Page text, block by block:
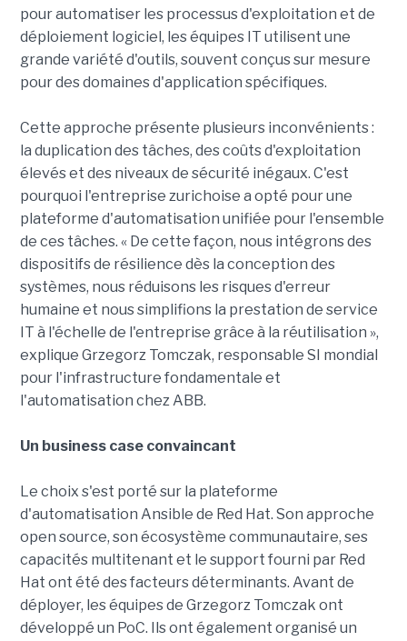
pour automatiser les processus d'exploitation et de
déploiement logiciel, les équipes IT utilisent une
grande variété d'outils, souvent conçus sur mesure
pour des domaines d'application spécifiques.
Cette approche présente plusieurs inconvénients :
la duplication des tâches, des coûts d'exploitation
élevés et des niveaux de sécurité inégaux. C'est
pourquoi l'entreprise zurichoise a opté pour une
plateforme d'automatisation unifiée pour l'ensemble
de ces tâches. « De cette façon, nous intégrons des
dispositifs de résilience dès la conception des
systèmes, nous réduisons les risques d'erreur
humaine et nous simplifions la prestation de service
IT à l'échelle de l'entreprise grâce à la réutilisation »,
explique Grzegorz Tomczak, responsable SI mondial
pour l'infrastructure fondamentale et
l'automatisation chez ABB.
Un business case convaincant
Le choix s'est porté sur la plateforme
d'automatisation Ansible de Red Hat. Son approche
open source, son écosystème communautaire, ses
capacités multitenant et le support fourni par Red
Hat ont été des facteurs déterminants. Avant de
déployer, les équipes de Grzegorz Tomczak ont
développé un PoC. Ils ont également organisé un